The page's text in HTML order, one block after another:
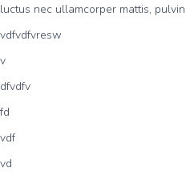
luctus nec ullamcorper mattis,
vdfvdfvresw
v
dfvdfv
fd
vdf
vd